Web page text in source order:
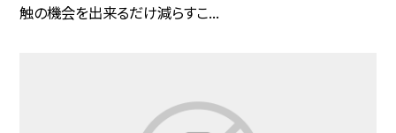
触の機会を出来るだけ減らすこ...